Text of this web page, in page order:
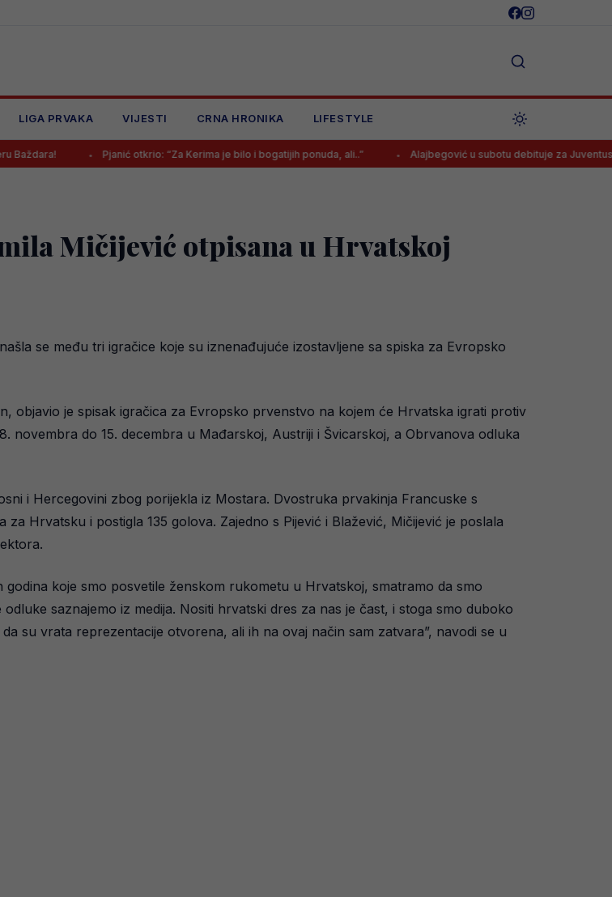
LIGA PRVAKA VIJESTI CRNA HRONIKA LIFESTYLE
Pjanić otkrio: “Za Kerima je bilo i bogatijih ponuda, ali..” Alajbegović u subotu debituje za Juventus, osiguran
Mičijević otpisana u Hrvatskoj
se među tri igračice koje su iznenađujuće izostavljene sa spiska za Evropsko
objavio je spisak igračica za Evropsko prvenstvo na kojem će Hrvatska igrati protiv
novembra do 15. decembra u Mađarskoj, Austriji i Švicarskoj, a Obrvanova odluka
i Hercegovini zbog porijekla iz Mostara. Dvostruka prvakinja Francuske s
Hrvatsku i postigla 135 golova. Zajedno s Pijević i Blažević, Mičijević je poslala
koje smo posvetile ženskom rukometu u Hrvatskoj, smatramo da smo
saznajemo iz medija. Nositi hrvatski dres za nas je čast, i stoga smo duboko
su vrata reprezentacije otvorena, ali ih na ovaj način sam zatvara”, navodi se u